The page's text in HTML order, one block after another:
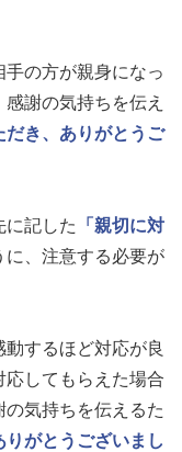
の方が親身になっ
謝の気持ちを伝え
だき、ありがとうご
に記した
「親切に対
に、注意する必要が
するほど対応が良
してもらえた場合
気持ちを伝えるた
りがとうございまし